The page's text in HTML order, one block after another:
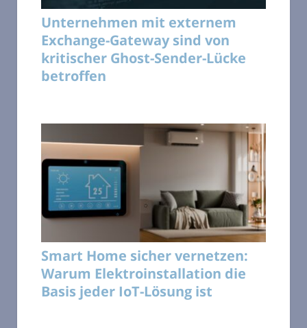
Unternehmen mit externem
Exchange-Gateway sind von
kritischer Ghost-Sender-Lücke
betroffen
Smart Home sicher vernetzen:
Warum Elektroinstallation die
Basis jeder IoT-Lösung ist